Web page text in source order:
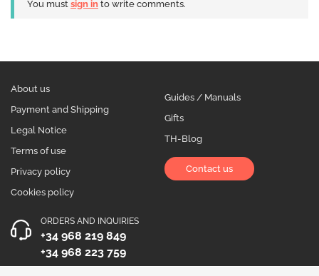
You must sign in to write comments.
About us
Payment and Shipping
Legal Notice
Terms of use
Privacy policy
Cookies policy
Guides / Manuals
Gifts
TH-Blog
Contact us
ORDERS AND INQUIRIES
+34 968 219 849
+34 968 223 759